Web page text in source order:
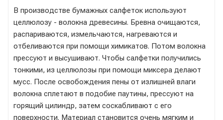
В производстве бумажных салфеток используют
целлюлозу - волокна древесины. Бревна очищаются,
распариваются, измельчаются, нагреваются и
отбеливаются при помощи химикатов. Потом волокна
прессуют и высушивают. Чтобы салфетки получились
тонкими, из целлюлозы при помощи миксера делают
мусс. После освобождения пены от излишней влаги
волокна сплетают в подобие паутины, прессуют на
горящий цилиндр, затем соскабливают с его
поверхности. Материал становится очень мягким и